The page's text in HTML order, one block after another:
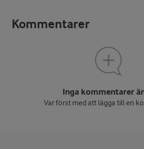
Kommentarer
Inga kommentarer
Var först med att lägga till en